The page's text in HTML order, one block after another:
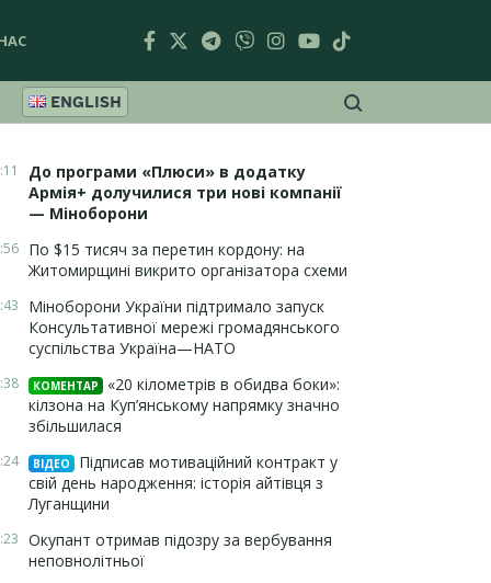
ENGLISH
До програми «Плюси» в додатку
Армія+ долучилися три нові компанії
— Міноборони
По $15 тисяч за перетин кордону: на
Житомирщині викрито організатора схеми
Міноборони України підтримало запуск
Консультативної мережі громадянського
суспільства Україна—НАТО
КОМЕНТАР
«20 кілометрів в обидва боки»:
кілзона на Куп’янському напрямку значно
збільшилася
ВІДЕО
Підписав мотиваційний контракт у
свій день народження: історія айтівця з
Луганщини
Окупант отримав підозру за вербування
неповнолітньої